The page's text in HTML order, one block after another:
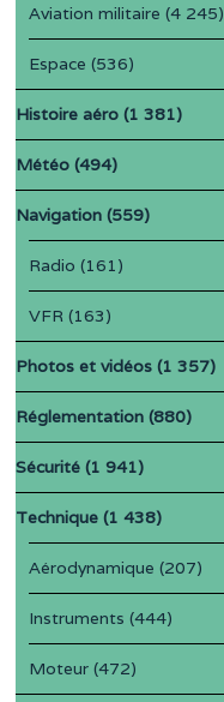
Aviation militaire (4 245)
Espace (536)
Histoire aéro (1 381)
Météo (494)
Navigation (559)
Radio (161)
VFR (163)
Photos et vidéos (1 357)
Réglementation (880)
Sécurité (1 941)
Technique (1 438)
Aérodynamique (207)
Instruments (444)
Moteur (472)